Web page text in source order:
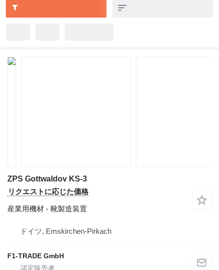
ZPS Gottwaldov KS-3
リクエストに応じた価格
産業用機材 - 靴製造装置
ドイツ, Emskirchen-Pirkach
F1-TRADE GmbH